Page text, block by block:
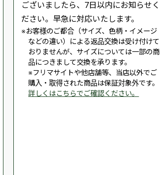
ございましたら、7日以内にお知らせく
ださい。早急に対応いたします。
お客様のご都合（サイズ、色柄・イメージ
などの違い）による返品交換は受け付けて
おりませんが、サイズについては一部の商
品につきまして交換を承ります。
※フリマサイトや他店舗等、当店以外でご
購入・取得された商品は保証対象外です。
詳しくはこちらでご確認ください。